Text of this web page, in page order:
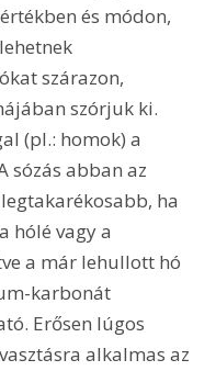
és módon,
szárazon,
szórjuk ki.
(pl.: homok) a
sózás abban az
ha
hólé vagy a
a már lehullott hó
karbonát
Erősen lúgos
alkalmas az